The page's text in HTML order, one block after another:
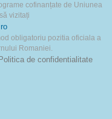
cofinanțate de Uniunea
vizitați
obligatoriu pozitia oficiala a
Romaniei.
Politica de confidentialitate